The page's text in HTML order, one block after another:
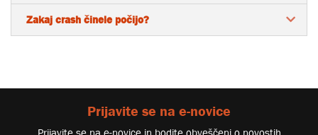
Zakaj crash činele počijo?
Prijavite se na e-novice
Prijavite se na e-novice in bodite obveščeni o novostih